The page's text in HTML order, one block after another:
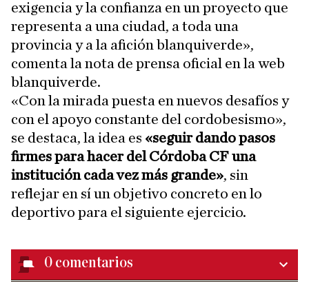
exigencia y la confianza en un proyecto que
representa a una ciudad, a toda una
provincia y a la afición blanquiverde»,
comenta la nota de prensa oficial en la web
blanquiverde.
«Con la mirada puesta en nuevos desafíos y
con el apoyo constante del cordobesismo»,
se destaca, la idea es «seguir dando pasos
firmes para hacer del Córdoba CF una
institución cada vez más grande», sin
reflejar en sí un objetivo concreto en lo
deportivo para el siguiente ejercicio.
0 comentarios